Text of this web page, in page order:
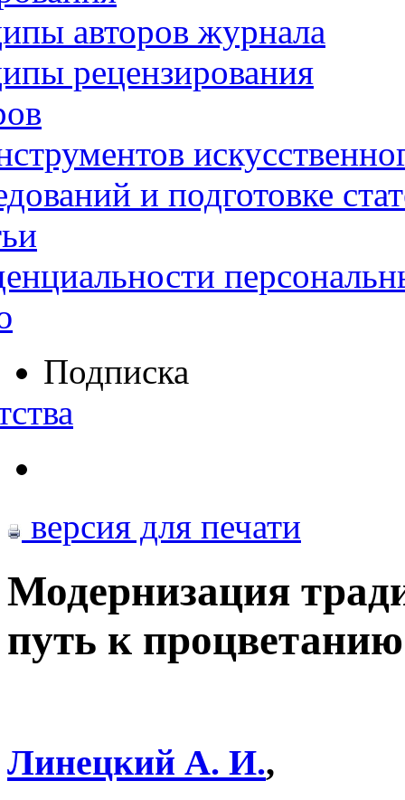
авторов журнала
рецензирования
и подготовке
Подписка
версия для печати
Модернизация
путь к
Линецкий А. И.,